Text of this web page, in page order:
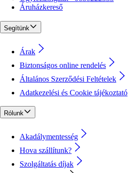
Áruházkereső
Segítünk
Árak
Biztonságos online rendelés
Általános Szerződési Feltételek
Adatkezelési és Cookie tájékoztató
Rólunk
Akadálymentesség
Hova szállítunk?
Szolgáltatás díjak